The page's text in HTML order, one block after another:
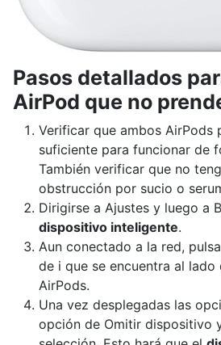
Pasos detallados
AirPod que no
Verificar que ambos AirPods
suficiente para funcionar de
También verificar que no
obstrucción por sucio o
Dirigirse a Ajustes y luego a
dispositivo inteligente.
Aun conectado a la red,
de i que se encuentra al
AirPods.
Una vez desplegadas las
opción de Omitir dispositivo